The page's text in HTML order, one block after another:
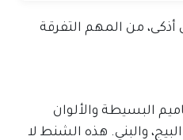
من المهم التفرقة
البسيطة والألوان
والبني. هذه الشنط لا